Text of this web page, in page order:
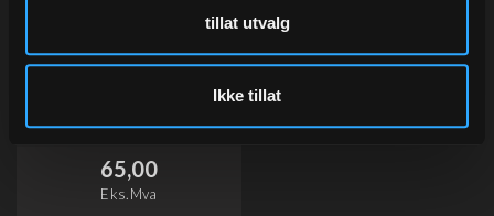
tillat utvalg
Ikke tillat
Bånd matt metallic, Tan 1
65,00
Eks.Mva